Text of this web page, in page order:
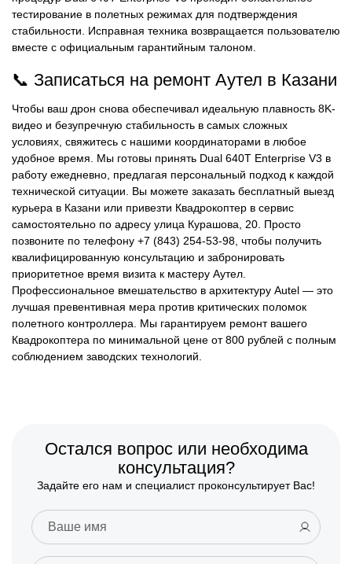
тестирование в полетных режимах для подтверждения
стабильности. Исправная техника возвращается пользователю
вместе с официальным гарантийным талоном.
📞 Записаться на ремонт Аутел в Казани
Чтобы ваш дрон снова обеспечивал идеальную плавность 8K-
видео и безупречную стабильность в самых сложных
условиях, свяжитесь с нашими координаторами в любое
удобное время. Мы готовы принять Dual 640T Enterprise V3 в
работу ежедневно, предлагая персональный подход к каждой
технической ситуации. Вы можете заказать бесплатный выезд
курьера в Казани или привезти Квадрокоптер в сервис
самостоятельно по адресу улица Курашова, 20. Просто
позвоните по телефону +7 (843) 254-53-98, чтобы получить
квалифицированную консультацию и забронировать
приоритетное время визита к мастеру Аутел.
Профессиональное вмешательство в архитектуру Autel — это
лучшая превентивная мера против критических поломок
полетного контроллера. Мы гарантируем ремонт вашего
Квадрокоптера по минимальной цене от 800 рублей с полным
соблюдением заводских технологий.
Остался вопрос или необходима
консультация?
Задайте его нам и специалист проконсультирует Вас!